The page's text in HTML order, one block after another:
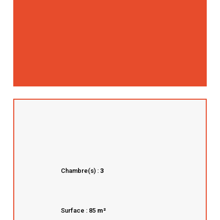
Chambre(s) :3
Surface : 85 m²